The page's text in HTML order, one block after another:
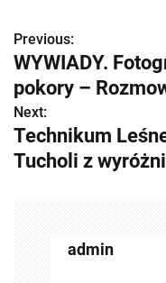
Z
o
b
a
Previous:
WYWIADY.
pokory –
Next:
Technikum
Tucholi z
admin